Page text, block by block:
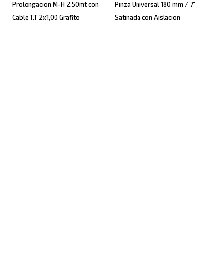
Prolongacion M-H 2.50mt con
Cable T.T 2x1,00 Grafito
Pinza Universal 180 mm / 7"
Satinada con Aislacion